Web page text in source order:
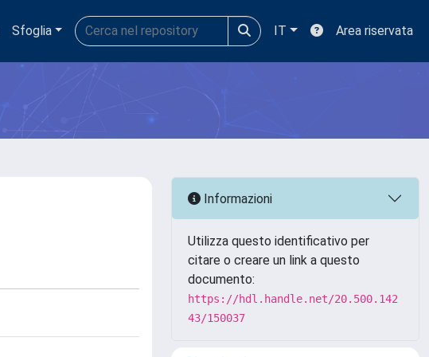
Sfoglia IT Area riservata
Informazioni
Utilizza questo identificativo per
citare o creare un link a questo
documento:
https://hdl.handle.net/20.500.142
43/150037